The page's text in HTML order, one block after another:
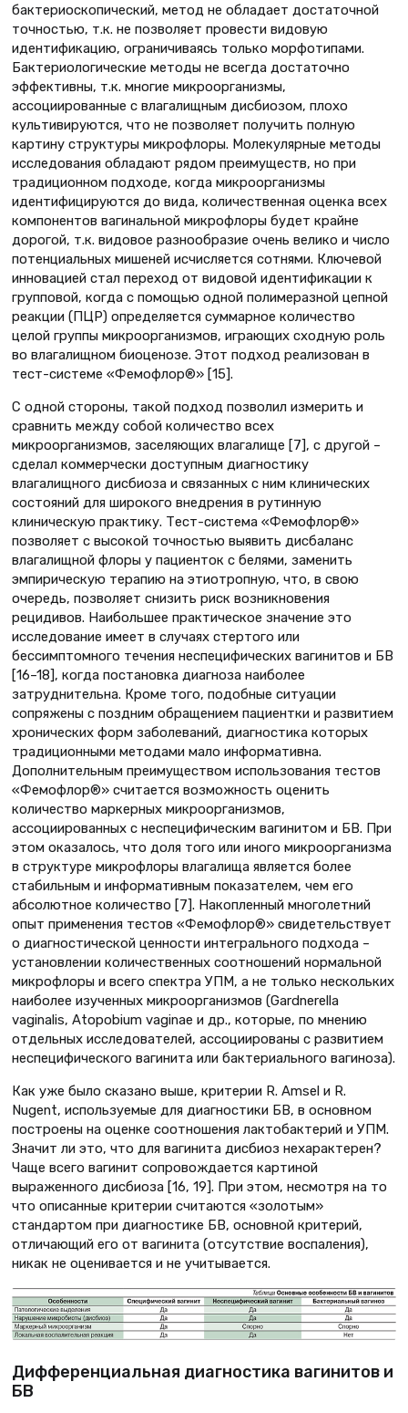
бактериоскопический, метод не обладает достаточной
точностью, т.к. не позволяет провести видовую
идентификацию, ограничиваясь только морфотипами.
Бактериологические методы не всегда достаточно
эффективны, т.к. многие микроорганизмы,
ассоциированные с влагалищным дисбиозом, плохо
культивируются, что не позволяет получить полную
картину структуры микрофлоры. Молекулярные методы
исследования обладают рядом преимуществ, но при
традиционном подходе, когда микроорганизмы
идентифицируются до вида, количественная оценка всех
компонентов вагинальной микрофлоры будет крайне
дорогой, т.к. видовое разнообразие очень велико и число
потенциальных мишеней исчисляется сотнями. Ключевой
инновацией стал переход от видовой идентификации к
групповой, когда с помощью одной полимеразной цепной
реакции (ПЦР) определяется суммарное количество
целой группы микроорганизмов, играющих сходную роль
во влагалищном биоценозе. Этот подход реализован в
тест-системе «Фемофлор®» [15].
С одной стороны, такой подход позволил измерить и
сравнить между собой количество всех
микроорганизмов, заселяющих влагалище [7], с другой –
сделал коммерчески доступным диагностику
влагалищного дисбиоза и связанных с ним клинических
состояний для широкого внедрения в рутинную
клиническую практику. Тест-система «Фемофлор®»
позволяет с высокой точностью выявить дисбаланс
влагалищной флоры у пациенток с белями, заменить
эмпирическую терапию на этиотропную, что, в свою
очередь, позволяет снизить риск возникновения
рецидивов. Наибольшее практическое значение это
исследование имеет в случаях стертого или
бессимптомного течения неспецифических вагинитов и БВ
[16–18], когда постановка диагноза наиболее
затруднительна. Кроме того, подобные ситуации
сопряжены с поздним обращением пациентки и развитием
хронических форм заболеваний, диагностика которых
традиционными методами мало информативна.
Дополнительным преимуществом использования тестов
«Фемофлор®» считается возможность оценить
количество маркерных микроорганизмов,
ассоциированных с неспецифическим вагинитом и БВ. При
этом оказалось, что доля того или иного микроорганизма
в структуре микрофлоры влагалища является более
стабильным и информативным показателем, чем его
абсолютное количество [7]. Накопленный многолетний
опыт применения тестов «Фемофлор®» свидетельствует
о диагностической ценности интегрального подхода –
установлении количественных соотношений нормальной
микрофлоры и всего спектра УПМ, а не только нескольких
наиболее изученных микроорганизмов (Gardnerella
vaginalis, Atopobium vaginae и др., которые, по мнению
отдельных исследователей, ассоциированы с развитием
неспецифического вагинита или бактериального вагиноза).
Как уже было сказано выше, критерии R. Amsel и R.
Nugent, используемые для диагностики БВ, в основном
построены на оценке соотношения лактобактерий и УПМ.
Значит ли это, что для вагинита дисбиоз нехарактерен?
Чаще всего вагинит сопровождается картиной
выраженного дисбиоза [16, 19]. При этом, несмотря на то
что описанные критерии считаются «золотым»
стандартом при диагностике БВ, основной критерий,
отличающий его от вагинита (отсутствие воспаления),
никак не оценивается и не учитывается.
Дифференциальная диагностика вагинитов и
БВ